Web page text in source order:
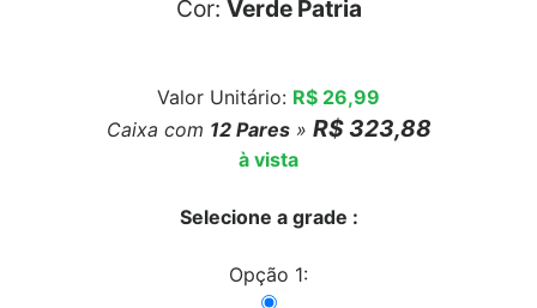
Cor: Verde Patria
Valor Unitário: R$ 26,99
Caixa com 12Pares» R$ 323,88
à vista
Selecione a grade :
Opção 1: